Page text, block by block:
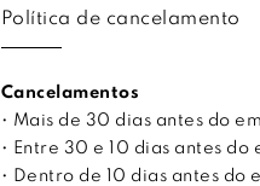
Política de cancelamento
Cancelamentos
• Mais de 30 dias antes do
• Entre 30 e 10 dias antes
• Dentro de 10 dias antes do